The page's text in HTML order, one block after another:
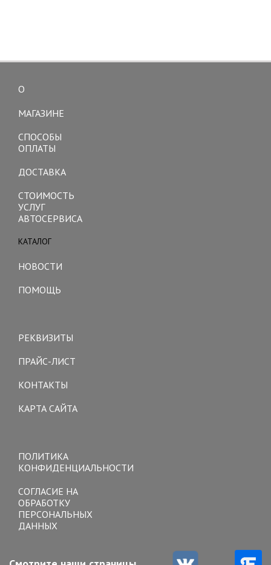
О
МАГАЗИНЕ
СПОСОБЫ
ОПЛАТЫ
ДОСТАВКА
СТОИМОСТЬ
УСЛУГ
АВТОСЕРВИСА
КАТАЛОГ
НОВОСТИ
ПОМОЩЬ
РЕКВИЗИТЫ
ПРАЙС-ЛИСТ
КОНТАКТЫ
КАРТА САЙТА
ПОЛИТИКА
КОНФИДЕНЦИАЛЬНОСТИ
СОГЛАСИЕ НА
ОБРАБОТКУ
ПЕРСОНАЛЬНЫХ
ДАННЫХ